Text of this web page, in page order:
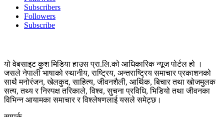
Subscribers
Followers
Subscribe
यो वेबसाइट कुश मिडिया हाउस प्रा.लि.को आधिकारिक न्यूज पोर्टल हो ।
जसले नेपाली भाषाको स्थानीय, राष्ट्रिय, अन्तराष्ट्रिय समाचार प्रकाशनको
साथै मनोरंजन, खेलकुद, साहित्य, जीवनशैली, आर्थिक, बिचार तथा खोजमुलक
सत्य, तथ्य र निस्पक्ष तरिकाले, विश्व, सुचना प्रविधि, भिडियो तथा जीवनका
विभिन्न आयामका समाचार र विश्लेषणलाई यसले समेट्छ।